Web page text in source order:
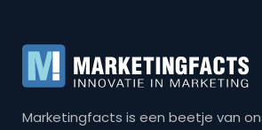
Marketingfacts is een beetje van